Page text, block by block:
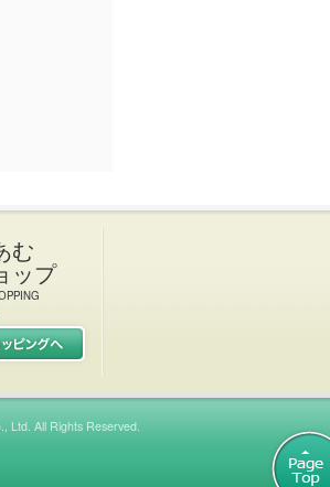
& French restaurant
む
ップ
あいあむ健康ショップ
Ltd. All Rights Reserved.